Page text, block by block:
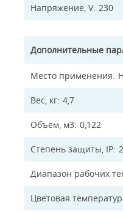
Напряжение, V 230
Дополнительные
Место применения
Вес, кг 4,7
Объем, м3 0,122
Степень защиты, IP
Диапазон рабочих
Цветовая